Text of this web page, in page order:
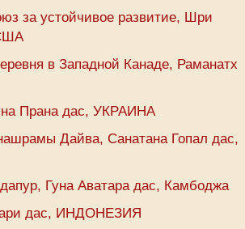
за устойчивое развитие, Шри
в Западной Канаде, Раманатх
Прана дас, УКРАИНА
Дайва, Санатана Гопал дас,
Гуна Аватара дас, Камбоджа
дас, ИНДОНЕЗИЯ